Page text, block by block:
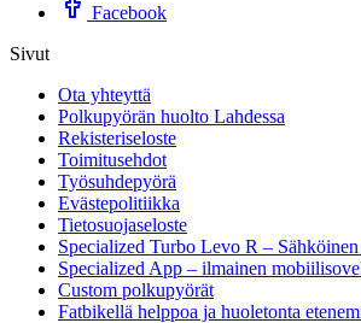
Facebook
Sivut
Ota yhteyttä
Polkupyörän huolto Lahdessa
Rekisteriseloste
Toimitusehdot
Työsuhdepyörä
Evästepolitiikka
Tietosuojaseloste
Specialized Turbo Levo R –
Specialized App – ilmainen
Custom polkupyörät
Fatbikellä helppoa ja huoletonta